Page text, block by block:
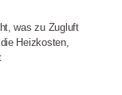
was zu Zugluft
Heizkosten,